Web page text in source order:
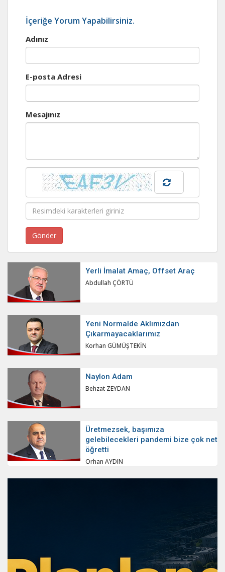
İçeriğe Yorum Yapabilirsiniz.
Adınız
E-posta Adresi
Mesajınız
Yerli İmalat Amaç, Offset Araç
Abdullah ÇÖRTÜ
Yeni Normalde Aklımızdan
Çıkarmayacaklarımız
Korhan GÜMÜŞTEKİN
Naylon Adam
Behzat ZEYDAN
Üretmezsek, başımıza
gelebilecekleri pandemi bize çok net
öğretti
Orhan AYDIN